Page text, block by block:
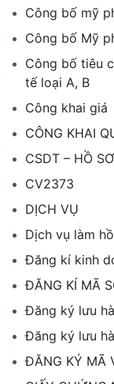
Công bố mỹ
Công bố Mỹ
Công bố tiêu
tế loại A, B
Công khai giá
CÔNG KHAI
CSDT – HỒ
CV2373
DỊCH VỤ
Dịch vụ làm
Đăng kí kinh
ĐĂNG KÍ MÃ
Đăng ký lưu
Đăng ký lưu
ĐĂNG KÝ MÃ